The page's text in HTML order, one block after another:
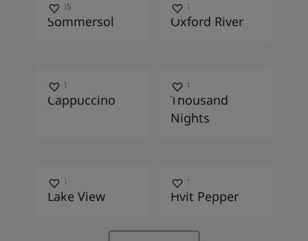
10235
Sommersol
9915
Oxford River
1303
Cappuccino
4454
Thousand
Nights
5225
Lake View
8282
Hvit Pepper